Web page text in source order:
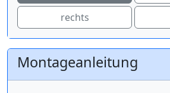
rechts
Montageanleitung